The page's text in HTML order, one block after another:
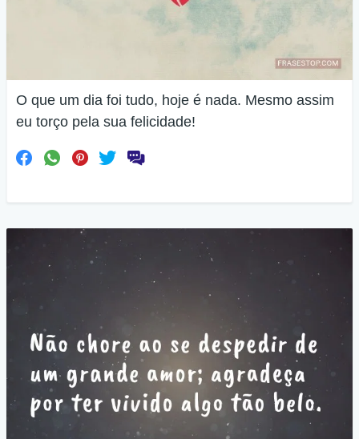
O que um dia foi tudo, hoje é nada. Mesmo assim
eu torço pela sua felicidade!